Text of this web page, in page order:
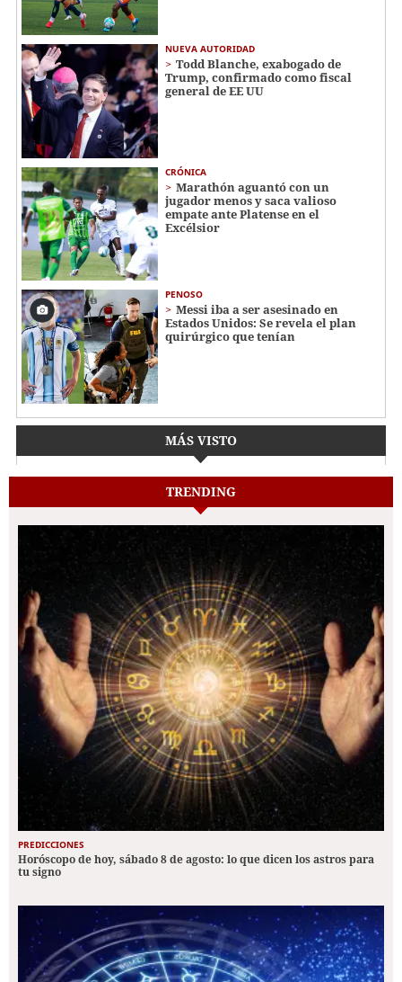
NUEVA AUTORIDAD
Todd Blanche, exabogado de
Trump, confirmado como fiscal
general de EE UU
CRÓNICA
Marathón aguantó con un
jugador menos y saca valioso
empate ante Platense en el
Excélsior
PENOSO
Messi iba a ser asesinado en
Estados Unidos: Se revela el plan
quirúrgico que tenían
MÁS VISTO
TRENDING
PREDICCIONES
Horóscopo de hoy, sábado 8 de agosto: lo que dicen los astros para
tu signo